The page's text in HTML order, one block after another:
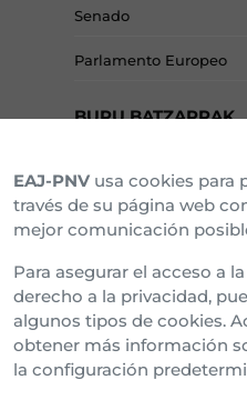
Senado
Parlamento Europeo
BURU BATZARRAK
Araba Buru Batzar
Bizkai Buru Batzar
Gipuzko Buru Batzar
Ipar Buru Batzar
Napar Buru Batzar
EAJ-PNV usa cookies para
través de su página web
mejor comunicación
Para asegurar el acceso a
derecho a la privacidad,
algunos tipos de cookies.
obtener más información
la configuración